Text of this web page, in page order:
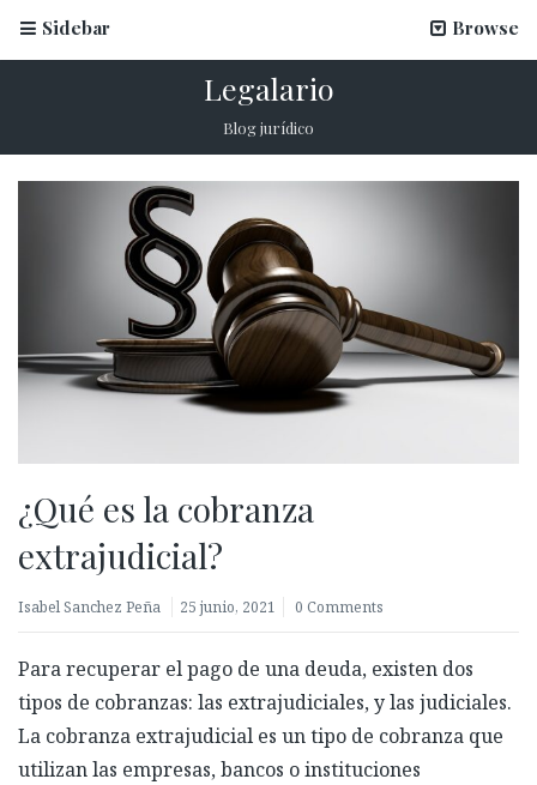
Sidebar Browse
Legalario
Blog jurídico
¿Qué es la cobranza
extrajudicial?
Isabel Sanchez Peña 25 junio, 2021 0 Comments
Para recuperar el pago de una deuda, existen dos
tipos de cobranzas: las extrajudiciales, y las judiciales.
La cobranza extrajudicial es un tipo de cobranza que
utilizan las empresas, bancos o instituciones